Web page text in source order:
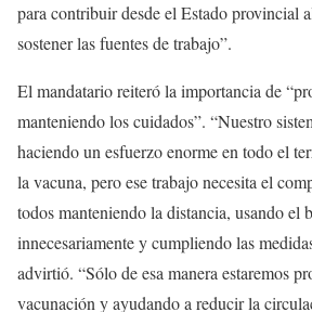
para contribuir desde el Estado provincial
sostener las fuentes de trabajo”.
El mandatario reiteró la importancia de
manteniendo los cuidados”. “Nuestro
haciendo un esfuerzo enorme en todo el
la vacuna, pero ese trabajo necesita el
todos manteniendo la distancia, usando el
innecesariamente y cumpliendo las
advirtió. “Sólo de esa manera estaremos
vacunación y ayudando a reducir la